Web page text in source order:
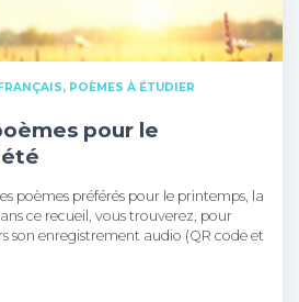
POÈMES À ÉTUDIER
pour le
poèmes préférés pour le printemps, la
ce recueil, vous trouverez, pour
son enregistrement audio (QR code et